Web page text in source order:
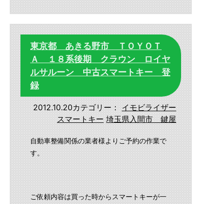
東京都 あきる野市 ＴＯＹＯＴ
Ａ １８系後期 クラウン ロイヤ
ルサルーン 中古スマートキー 登
録
2012.10.20カテゴリー：
イモビライザー
スマートキー 埼玉県入間市 鍵屋
自動車整備関係の業者様よりご予約の作業で
す。
ご依頼内容は買った時からスマートキーが一